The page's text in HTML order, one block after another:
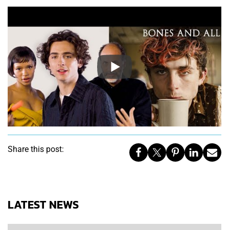
Share this post:
LATEST NEWS